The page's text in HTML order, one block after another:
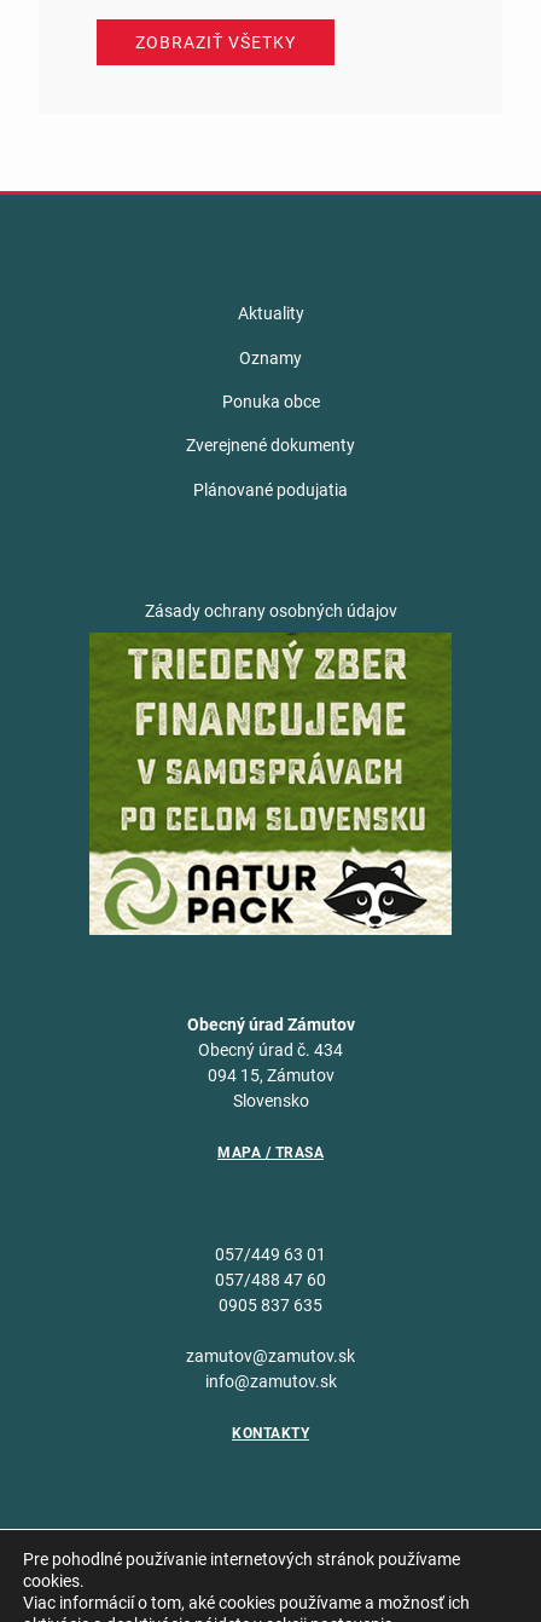
ZOBRAZIŤ VŠETKY
Aktuality
Oznamy
Ponuka obce
Zverejnené dokumenty
Plánované podujatia
Zásady ochrany osobných údajov
Obecný úrad Zámutov
Obecný úrad č. 434
094 15, Zámutov
Slovensko
MAPA / TRASA
057/449 63 01
057/488 47 60
0905 837 635
zamutov@zamutov.sk
info@zamutov.sk
KONTAKTY
Copyright © 2026 Obec
Pre pohodlné používanie internetových stránok používame
cookies.
Viac informácií o tom, aké cookies používame a možnosť ich